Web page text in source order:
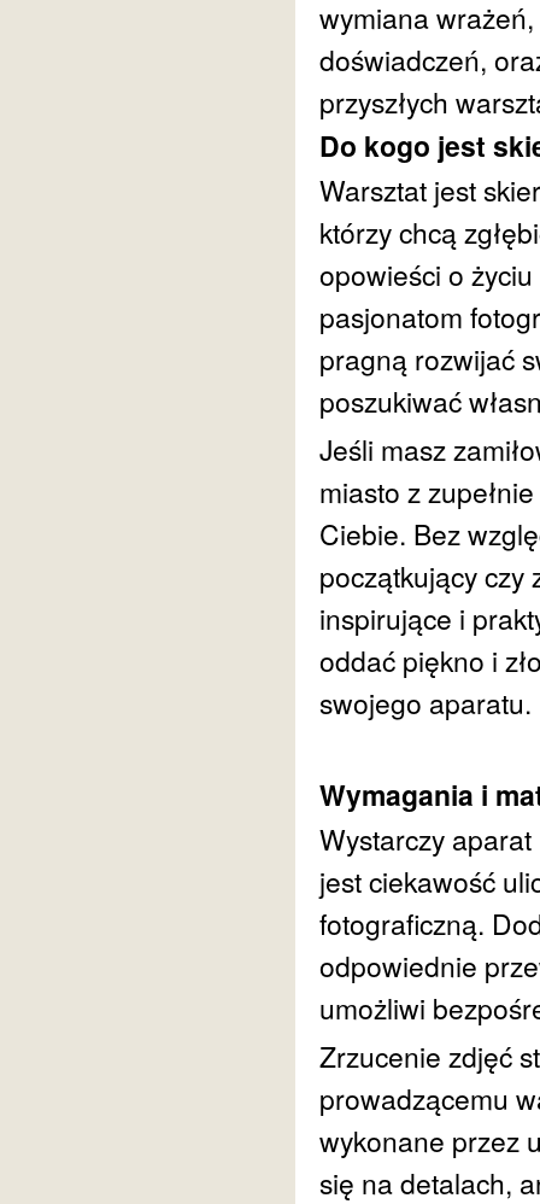
wymiana
doświadczeń,
przyszłych
Do kogo jest
Warsztat jest
którzy chcą
opowieści o
pasjonatom
pragną rozwijać
poszukiwać
Jeśli masz
miasto z
Ciebie. Bez
początkujący
inspirujące i
oddać piękno i
swojego aparatu.
Wymagania i
Wystarczy
jest ciekawość
fotograficzną.
odpowiednie
umożliwi
Zrzucenie zdjęć
prowadzącemu
wykonane przez
się na detalach,